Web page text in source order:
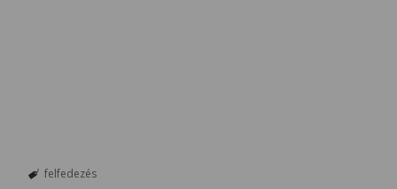
felfedezés